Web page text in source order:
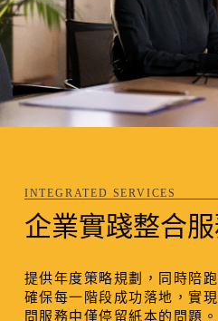
INTEGRATED SERVICES
企業實踐整合
提供年度策略規劃，同時陪
確保每一階段成功落地，實
問服務中僅停留紙本的問題。